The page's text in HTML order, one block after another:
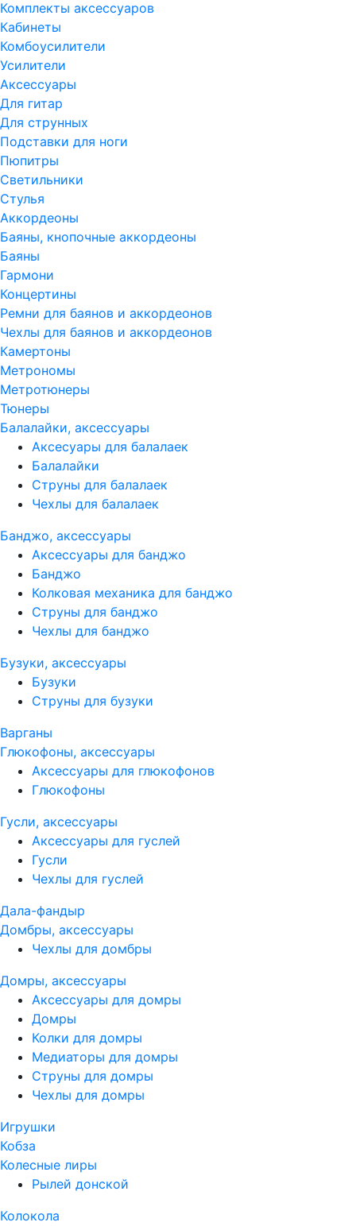
Комплекты аксессуаров
Кабинеты
Комбоусилители
Усилители
Аксессуары
Для гитар
Для струнных
Подставки для ноги
Пюпитры
Светильники
Стулья
Аккордеоны
Баяны, кнопочные аккордеоны
Баяны
Гармони
Концертины
Ремни для баянов и аккордеонов
Чехлы для баянов и аккордеонов
Камертоны
Метрономы
Метротюнеры
Тюнеры
Балалайки, аксессуары
Аксесуары для балалаек
Балалайки
Струны для балалаек
Чехлы для балалаек
Банджо, аксессуары
Аксессуары для банджо
Банджо
Колковая механика для банджо
Струны для банджо
Чехлы для банджо
Бузуки, аксессуары
Бузуки
Струны для бузуки
Варганы
Глюкофоны, аксессуары
Аксессуары для глюкофонов
Глюкофоны
Гусли, аксессуары
Аксессуары для гуслей
Гусли
Чехлы для гуслей
Дала-фандыр
Домбры, аксессуары
Чехлы для домбры
Домры, аксессуары
Аксессуары для домры
Домры
Колки для домры
Медиаторы для домры
Струны для домры
Чехлы для домры
Игрушки
Кобза
Колесные лиры
Рылей донской
Колокола